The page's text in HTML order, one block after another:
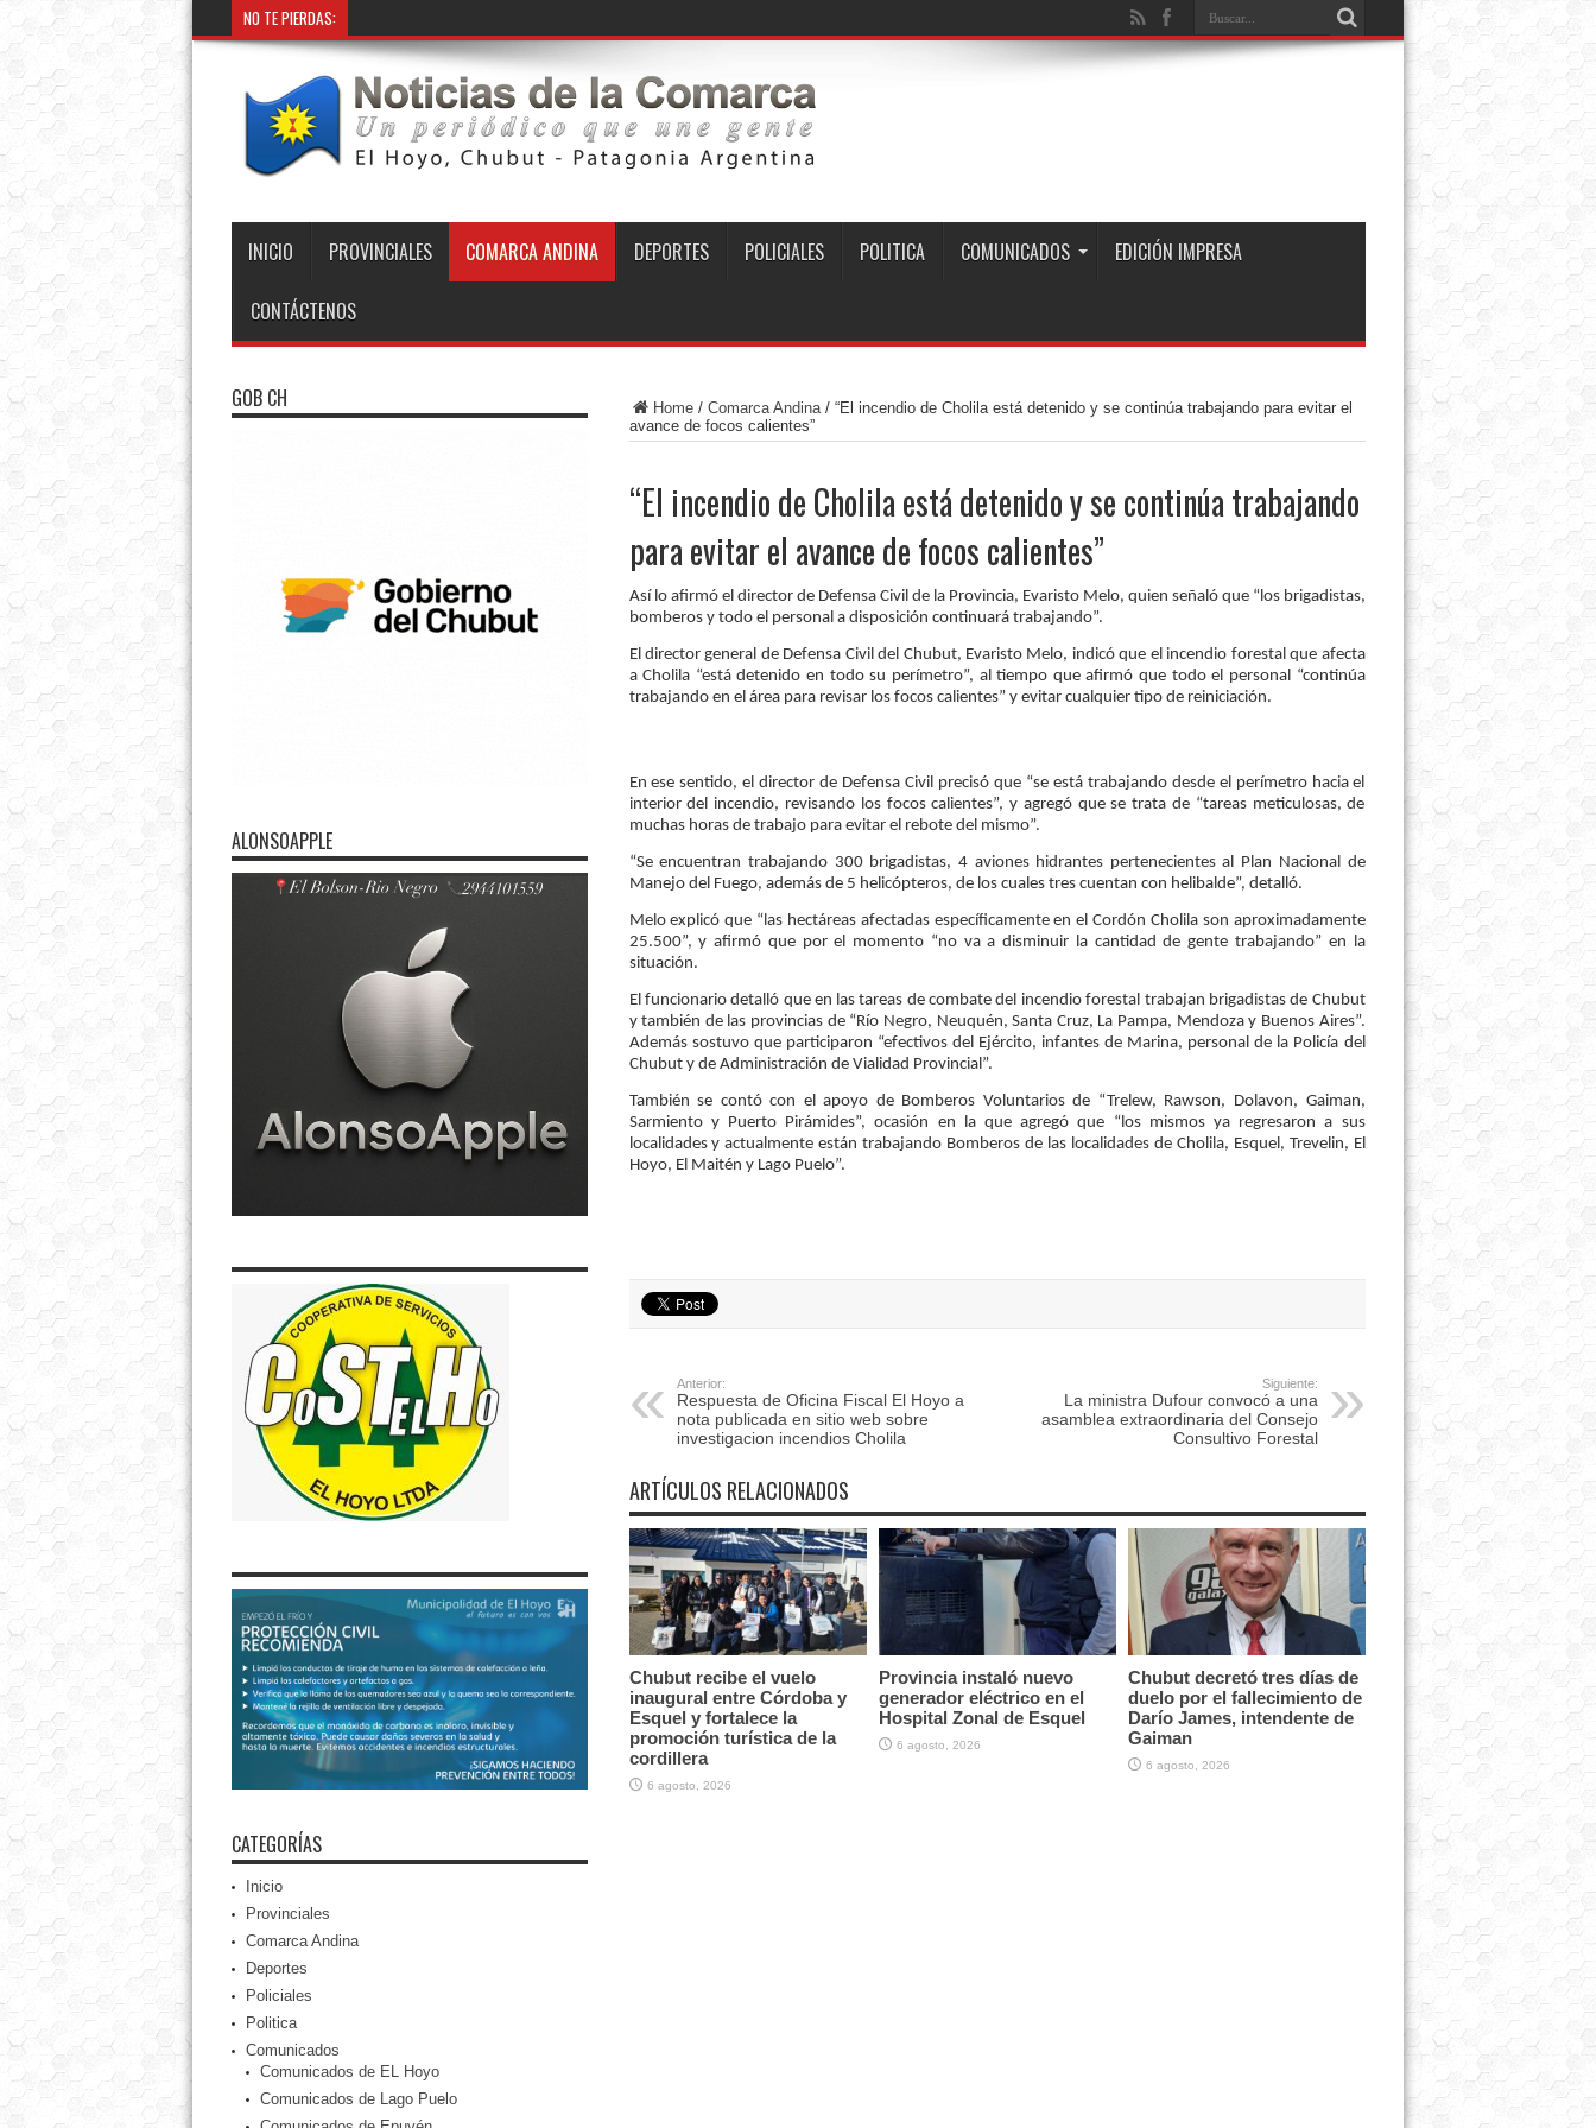
NO TE PIERDAS:
INICIO PROVINCIALES COMARCA ANDINA DEPORTES POLICIALES POLITICA COMUNICADOS EDICIÓN IMPRESA
CONTÁCTENOS
Home/ Comarca Andina/ “El incendio de Cholila está detenido y se continúa trabajando para evitar el
avance de focos calientes”
“El incendio de Cholila está detenido y se continúa trabajando
para evitar el avance de focos calientes”
Así lo afirmó el director de Defensa Civil de la Provincia, Evaristo Melo, quien señaló que “los brigadistas,
bomberos y todo el personal a disposición continuará trabajando”.
El director general de Defensa Civil del Chubut, Evaristo Melo, indicó que el incendio forestal que afecta
a Cholila “está detenido en todo su perímetro”, al tiempo que afirmó que todo el personal “continúa
trabajando en el área para revisar los focos calientes” y evitar cualquier tipo de reiniciación.
En ese sentido, el director de Defensa Civil precisó que “se está trabajando desde el perímetro hacia el
interior del incendio, revisando los focos calientes”, y agregó que se trata de “tareas meticulosas, de
muchas horas de trabajo para evitar el rebote del mismo”.
“Se encuentran trabajando 300 brigadistas, 4 aviones hidrantes pertenecientes al Plan Nacional de
Manejo del Fuego, además de 5 helicópteros, de los cuales tres cuentan con helibalde”, detalló.
Melo explicó que “las hectáreas afectadas específicamente en el Cordón Cholila son aproximadamente
25.500”, y afirmó que por el momento “no va a disminuir la cantidad de gente trabajando” en la
situación.
El funcionario detalló que en las tareas de combate del incendio forestal trabajan brigadistas de Chubut
y también de las provincias de “Río Negro, Neuquén, Santa Cruz, La Pampa, Mendoza y Buenos Aires”.
Además sostuvo que participaron “efectivos del Ejército, infantes de Marina, personal de la Policía del
Chubut y de Administración de Vialidad Provincial”.
También se contó con el apoyo de Bomberos Voluntarios de “Trelew, Rawson, Dolavon, Gaiman,
Sarmiento y Puerto Pirámides”, ocasión en la que agregó que “los mismos ya regresaron a sus
localidades y actualmente están trabajando Bomberos de las localidades de Cholila, Esquel, Trevelin, El
Hoyo, El Maitén y Lago Puelo”.
Anterior:
Respuesta de Oficina Fiscal El Hoyo a
nota publicada en sitio web sobre
investigacion incendios Cholila
Siguiente:
La ministra Dufour convocó a una
asamblea extraordinaria del Consejo
Consultivo Forestal
ARTÍCULOS RELACIONADOS
Chubut recibe el vuelo
inaugural entre Córdoba y
Esquel y fortalece la
promoción turística de la
cordillera
6 agosto, 2026
Provincia instaló nuevo
generador eléctrico en el
Hospital Zonal de Esquel
6 agosto, 2026
Chubut decretó tres días de
duelo por el fallecimiento de
Darío James, intendente de
Gaiman
6 agosto, 2026
GOB CH
ALONSOAPPLE
CATEGORÍAS
Inicio
Provinciales
Comarca Andina
Deportes
Policiales
Politica
Comunicados
Comunicados de EL Hoyo
Comunicados de Lago Puelo